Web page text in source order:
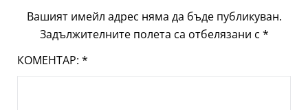
Вашият имейл адрес няма да бъде публикуван.
Задължителните полета са отбелязани с *
КОМЕНТАР: *